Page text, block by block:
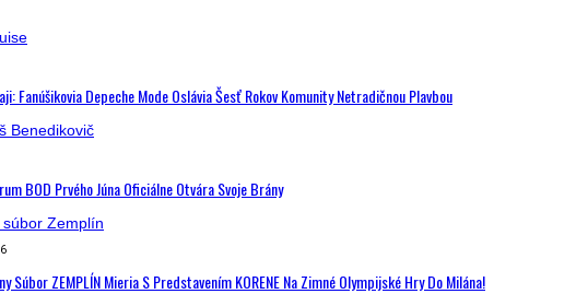
Fanúšikovia Depeche Mode Oslávia Šesť Rokov Komunity Netradičnou Plavbou
BOD Prvého Júna Oficiálne Otvára Svoje Brány
Súbor ZEMPLÍN Mieria S Predstavením KORENE Na Zimné Olympijské Hry Do Milána!